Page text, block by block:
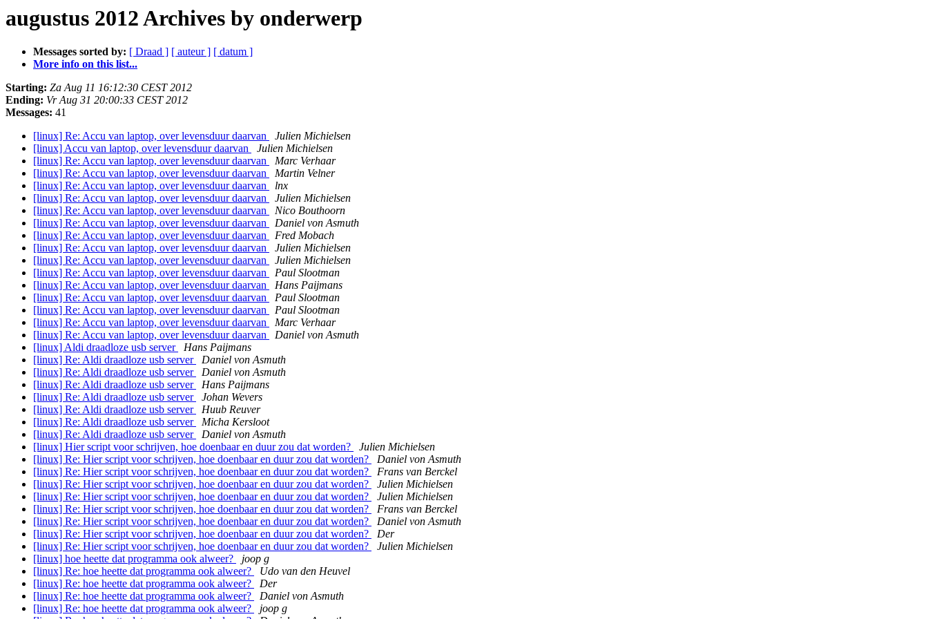
augustus 2012 Archives by onderwerp
Messages sorted by: [ Draad ] [ auteur ] [ datum ]
More info on this list...
Starting: Za Aug 11 16:12:30 CEST 2012
Ending: Vr Aug 31 20:00:33 CEST 2012
Messages: 41
[linux] Re: Accu van laptop, over levensduur daarvan
Julien Michielsen
[linux] Accu van laptop, over levensduur daarvan
Julien Michielsen
[linux] Re: Accu van laptop, over levensduur daarvan
Marc Verhaar
[linux] Re: Accu van laptop, over levensduur daarvan
Martin Velner
[linux] Re: Accu van laptop, over levensduur daarvan
lnx
[linux] Re: Accu van laptop, over levensduur daarvan
Julien Michielsen
[linux] Re: Accu van laptop, over levensduur daarvan
Nico Bouthoorn
[linux] Re: Accu van laptop, over levensduur daarvan
Daniel von Asmuth
[linux] Re: Accu van laptop, over levensduur daarvan
Fred Mobach
[linux] Re: Accu van laptop, over levensduur daarvan
Julien Michielsen
[linux] Re: Accu van laptop, over levensduur daarvan
Julien Michielsen
[linux] Re: Accu van laptop, over levensduur daarvan
Paul Slootman
[linux] Re: Accu van laptop, over levensduur daarvan
Hans Paijmans
[linux] Re: Accu van laptop, over levensduur daarvan
Paul Slootman
[linux] Re: Accu van laptop, over levensduur daarvan
Paul Slootman
[linux] Re: Accu van laptop, over levensduur daarvan
Marc Verhaar
[linux] Re: Accu van laptop, over levensduur daarvan
Daniel von Asmuth
[linux] Aldi draadloze usb server
Hans Paijmans
[linux] Re: Aldi draadloze usb server
Daniel von Asmuth
[linux] Re: Aldi draadloze usb server
Daniel von Asmuth
[linux] Re: Aldi draadloze usb server
Hans Paijmans
[linux] Re: Aldi draadloze usb server
Johan Wevers
[linux] Re: Aldi draadloze usb server
Huub Reuver
[linux] Re: Aldi draadloze usb server
Micha Kersloot
[linux] Re: Aldi draadloze usb server
Daniel von Asmuth
[linux] Hier script voor schrijven, hoe doenbaar en duur zou dat worden?
Julien Michielsen
[linux] Re: Hier script voor schrijven, hoe doenbaar en duur zou dat worden?
Daniel von Asmuth
[linux] Re: Hier script voor schrijven, hoe doenbaar en duur zou dat worden?
Frans van Berckel
[linux] Re: Hier script voor schrijven, hoe doenbaar en duur zou dat worden?
Julien Michielsen
[linux] Re: Hier script voor schrijven, hoe doenbaar en duur zou dat worden?
Julien Michielsen
[linux] Re: Hier script voor schrijven, hoe doenbaar en duur zou dat worden?
Frans van Berckel
[linux] Re: Hier script voor schrijven, hoe doenbaar en duur zou dat worden?
Daniel von Asmuth
[linux] Re: Hier script voor schrijven, hoe doenbaar en duur zou dat worden?
Der
[linux] Re: Hier script voor schrijven, hoe doenbaar en duur zou dat worden?
Julien Michielsen
[linux] hoe heette dat programma ook alweer?
joop g
[linux] Re: hoe heette dat programma ook alweer?
Udo van den Heuvel
[linux] Re: hoe heette dat programma ook alweer?
Der
[linux] Re: hoe heette dat programma ook alweer?
Daniel von Asmuth
[linux] Re: hoe heette dat programma ook alweer?
joop g